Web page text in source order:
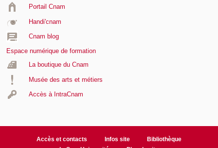
Portail Cnam
Handi'cnam
Cnam blog
Espace numérique de formation
La boutique du Cnam
Musée des arts et métiers
Accès à IntraCnam
Accès et contacts Infos site
Bibliothèque